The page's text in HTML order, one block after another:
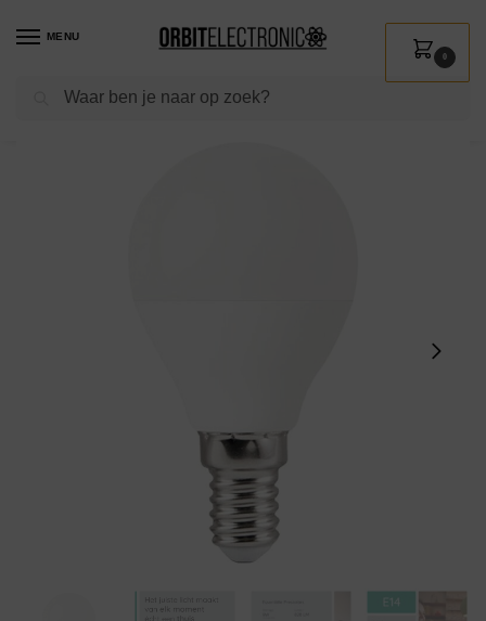
MENU
Zoeken
0
Shop / Verlichting / Lichtbronnen